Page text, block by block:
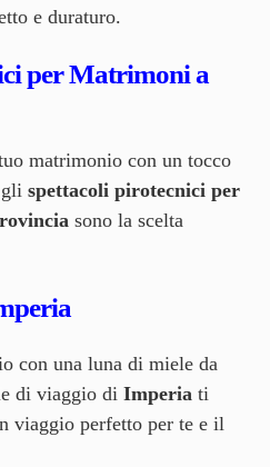
e duraturo.
per Matrimoni a
matrimonio con un tocco
gli spettacoli pirotecnici per
sono la scelta
con una luna di miele da
di viaggio di Imperiati
viaggio perfetto per te e il